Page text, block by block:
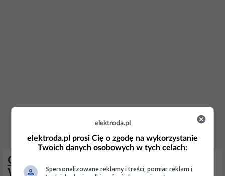
Opinie o pralkach Siemens iQ300
WM14N200GB i suszarkach
elektroda.pl
elektroda.pl prosi Cię o zgodę na wykorzystanie
Twoich danych osobowych w tych celach:
Spersonalizowane reklamy i treści, pomiar reklam i